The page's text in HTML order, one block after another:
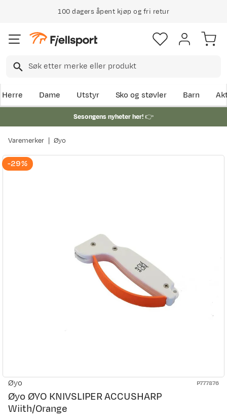
100 dagers åpent kjøp og fri retur
Herre Dame Utstyr Sko og støvler Barn
Sesongens nyheter her!👉
Varemerker Øyo
-29%
Øyo P777876
Øyo ØYO KNIVSLIPER ACCUSHARP
Wiith/Orange